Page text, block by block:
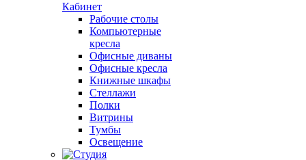
Кабинет
Рабочие столы
Компьютерные
кресла
Офисные диваны
Офисные кресла
Книжные шкафы
Стеллажи
Полки
Витрины
Тумбы
Освещение